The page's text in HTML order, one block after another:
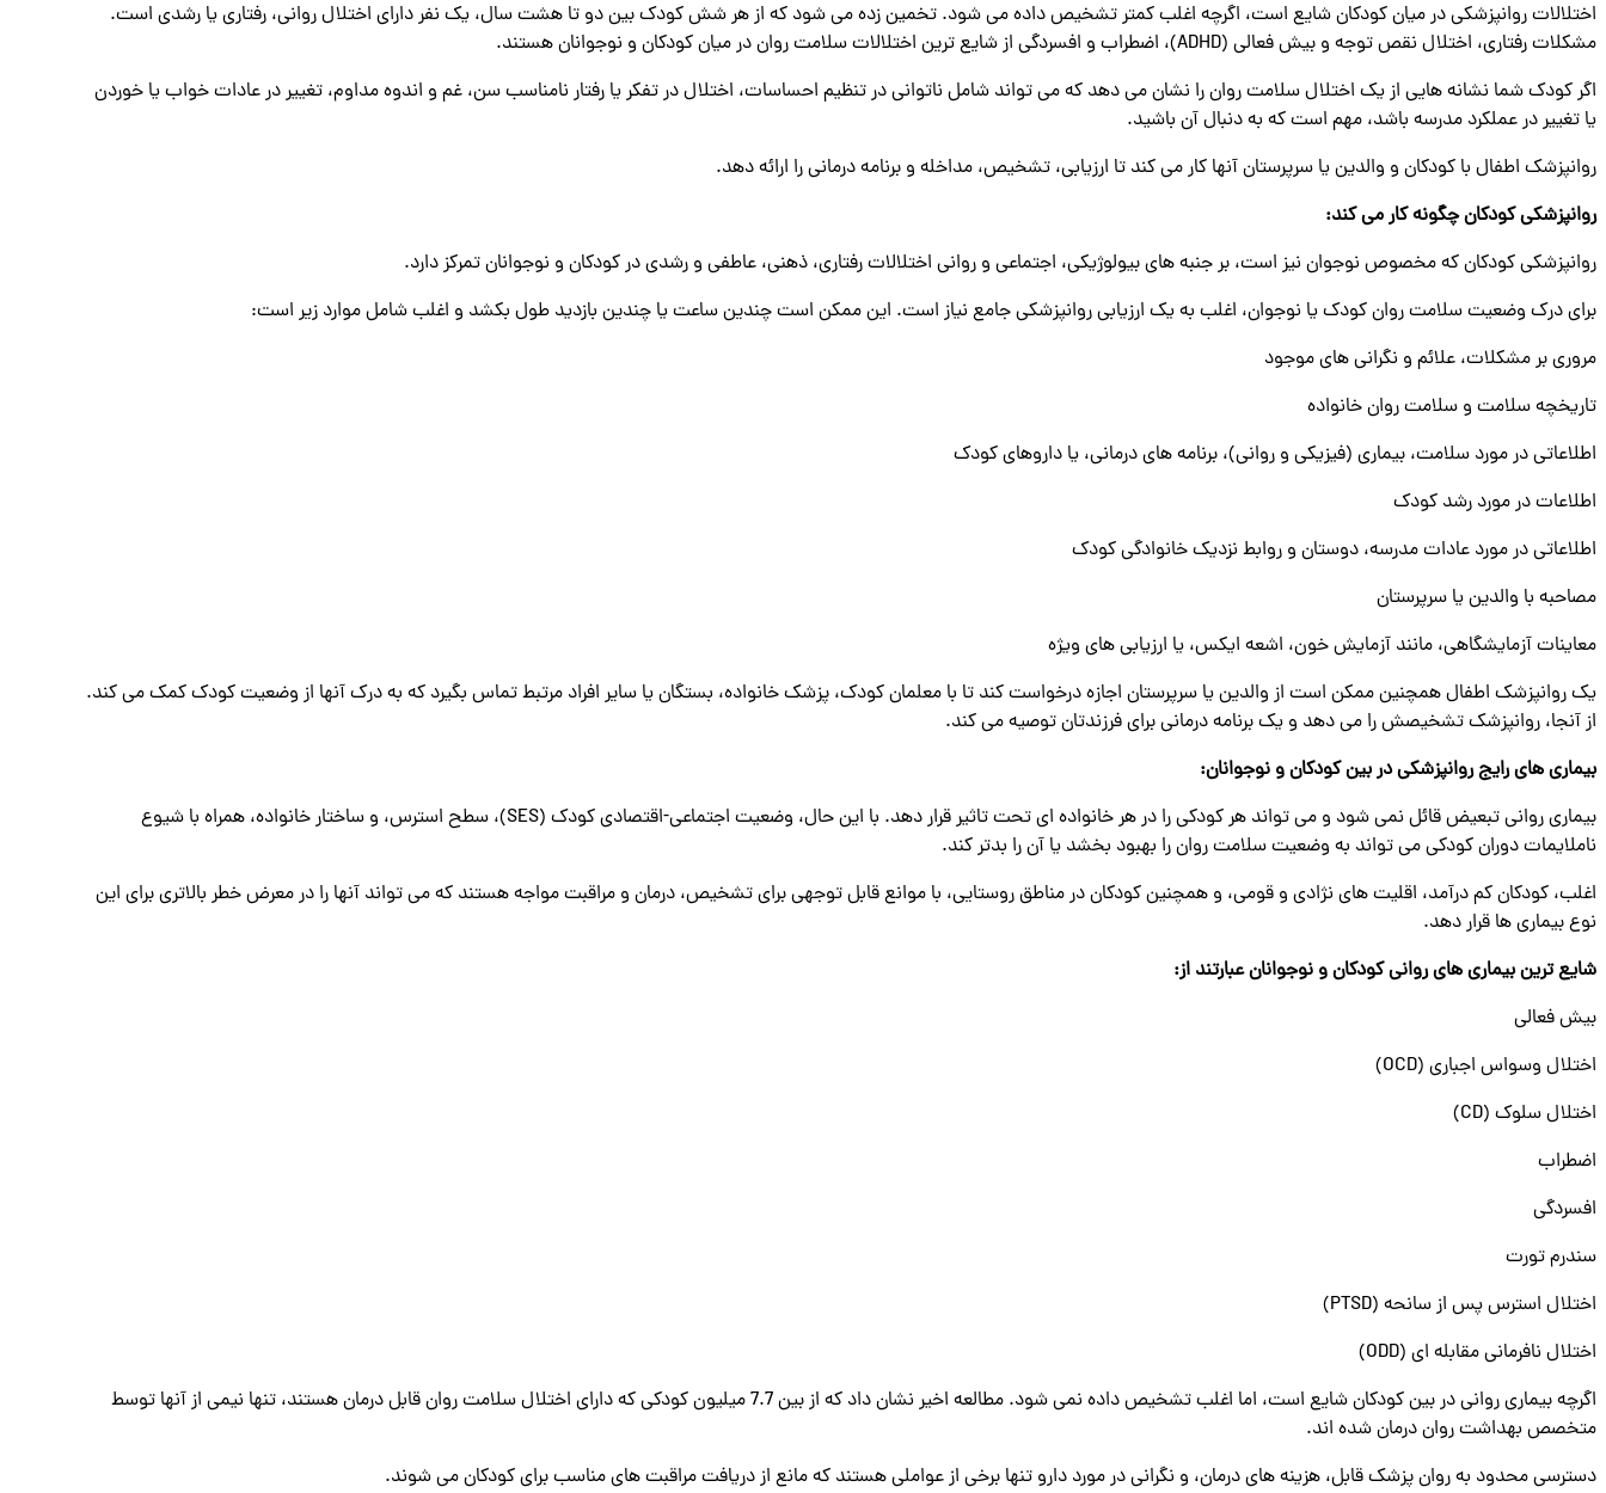
اختلالات روانپزشکی در میان کودکان شایع است، اگرچه اغلب کمتر تشخیص داده می شود. تخمین زده می شود که از هر شش کودک بین دو تا هشت سال، یک نفر دارای اختلال روانی، رفتاری یا رشدی است.
مشکلات رفتاری، اختلال نقص توجه و بیش فعالی (ADHD)، اضطراب و افسردگی از شایع ترین اختلالات سلامت روان در میان کودکان و نوجوانان هستند.
اگر کودک شما نشانه‌ هایی از یک اختلال سلامت روان را نشان می‌ دهد که می ‌تواند شامل ناتوانی در تنظیم احساسات، اختلال در تفکر یا رفتار نامناسب سن، غم و اندوه مداوم، تغییر در عادات خواب یا خوردن
یا تغییر در عملکرد مدرسه باشد، مهم است که به دنبال آن باشید.
روانپزشک اطفال با کودکان و والدین یا سرپرستان آنها کار می کند تا ارزیابی، تشخیص، مداخله و برنامه درمانی را ارائه دهد.
روانپزشکی کودکان چگونه کار می کند:
روانپزشکی کودکان که مخصوص نوجوان نیز است، بر جنبه های بیولوژیکی، اجتماعی و روانی اختلالات رفتاری، ذهنی، عاطفی و رشدی در کودکان و نوجوانان تمرکز دارد.
برای درک وضعیت سلامت روان کودک یا نوجوان، اغلب به یک ارزیابی روانپزشکی جامع نیاز است. این ممکن است چندین ساعت یا چندین بازدید طول بکشد و اغلب شامل موارد زیر است:
مروری بر مشکلات، علائم و نگرانی های موجود
تاریخچه سلامت و سلامت روان خانواده
اطلاعاتی در مورد سلامت، بیماری (فیزیکی و روانی)، برنامه های درمانی، یا داروهای کودک
اطلاعات در مورد رشد کودک
اطلاعاتی در مورد عادات مدرسه، دوستان و روابط نزدیک خانوادگی کودک
مصاحبه با والدین یا سرپرستان
معاینات آزمایشگاهی، مانند آزمایش خون، اشعه ایکس، یا ارزیابی های ویژه
یک روانپزشک اطفال همچنین ممکن است از والدین یا سرپرستان اجازه درخواست کند تا با معلمان کودک، پزشک خانواده، بستگان یا سایر افراد مرتبط تماس بگیرد که به درک آنها از وضعیت کودک کمک می کند.
از آنجا، روانپزشک تشخیصش را می دهد و یک برنامه درمانی برای فرزندتان توصیه می کند.
بیماری های رایج روانپزشکی در بین کودکان و نوجوانان:
بیماری روانی تبعیض قائل نمی شود و می تواند هر کودکی را در هر خانواده ای تحت تاثیر قرار دهد. با این حال، وضعیت اجتماعی-اقتصادی کودک (SES)، سطح استرس، و ساختار خانواده، همراه با شیوع
ناملایمات دوران کودکی می ‌تواند به وضعیت سلامت روان را بهبود بخشد یا آن را بدتر کند.
اغلب، کودکان کم درآمد، اقلیت های نژادی و قومی، و همچنین کودکان در مناطق روستایی، با موانع قابل توجهی برای تشخیص، درمان و مراقبت مواجه هستند که می تواند آنها را در معرض خطر بالاتری برای این
نوع بیماری ها قرار دهد.
شایع ترین بیماری های روانی کودکان و نوجوانان عبارتند از:
بیش فعالی
اختلال وسواس اجباری (OCD)
اختلال سلوک (CD)
اضطراب
افسردگی
سندرم تورت
اختلال استرس پس از سانحه (PTSD)
اختلال نافرمانی مقابله ای (ODD)
اگرچه بیماری روانی در بین کودکان شایع است، اما اغلب تشخیص داده نمی شود. مطالعه اخیر نشان داد که از بین 7.7 میلیون کودکی که دارای اختلال سلامت روان قابل درمان هستند، تنها نیمی از آنها توسط
متخصص بهداشت روان درمان شده اند.
دسترسی محدود به روان پزشک قابل، هزینه‌ های درمان، و نگرانی در مورد دارو تنها برخی از عواملی هستند که مانع از دریافت مراقبت‌ های مناسب برای کودکان می ‌شوند.